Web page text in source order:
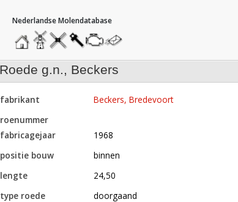
hoofdmenu
homemolendatabase
roedendatabase
assendatabase
motorendatabase
stuur
een
bericht
roede g.n., Beckers
fabrikant
Beckers, Bredevoort
roenummer
fabricagejaar
1968
positie bouw
binnen
lengte
24,50
type roede
doorgaand